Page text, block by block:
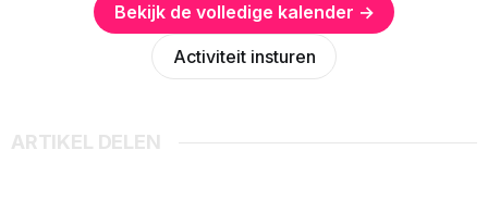
Bekijk de volledige kalender →
Activiteit insturen
ARTIKEL DELEN